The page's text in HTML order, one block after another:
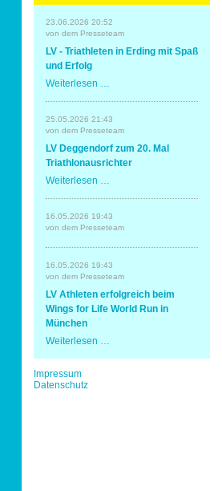
23.06.2026 20:52
von dem Presseteam
LV - Triathleten in Erding mit Spaß
und Erfolg
Weiterlesen …
Triathleten
in
Erding
Spaß
und
25.05.2026 21:43
von dem Presseteam
LV Deggendorf zum 20. Mal
Triathlonausrichter
Weiterlesen …
zum
20.
Mal
16.05.2026 19:43
von dem Presseteam
16.05.2026 19:43
von dem Presseteam
LV Athleten erfolgreich beim
Wings for Life World Run in
München
Weiterlesen …
Navigation
überspringen
Impressum
Datenschutz
Schwimmen
Orientierungslauf
Sportabzeichen
Tempo & Gymnastik
SEPA Info
Bankverbindung